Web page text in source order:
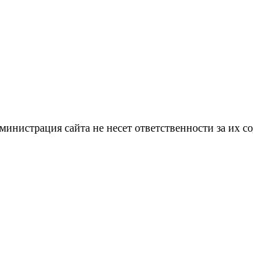
сайта не несет ответственности за их